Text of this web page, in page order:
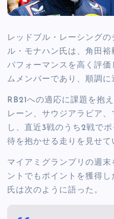
レッドブル・レーシング
ル・モナハン氏は、角田
パフォーマンスを高く評
ムメンバーであり、順調に
RB21への適応に課題を抱
レーン、サウジアラビア
し、直近3戦のうち2戦で
待を抱かせる走りを見せて
マイアミグランプリの週
ントでもポイントを獲得
氏は次のように語った。